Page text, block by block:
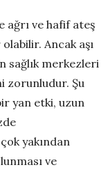
ağrı ve hafif ateş
Ancak aşı
sağlık merkezleri
zorunludur. Şu
yan etki, uzun
yakından
ve